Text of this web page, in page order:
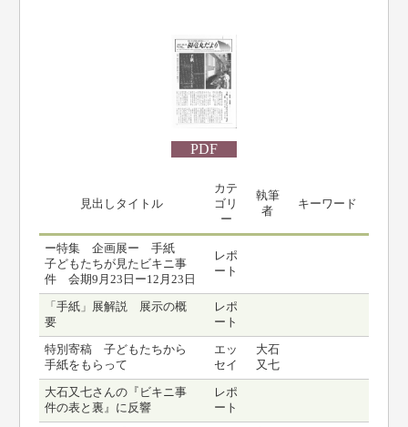
PDF
見出しタイトル
カテ
ゴリ
ー
執筆
者
キーワード
ー特集 企画展ー 手紙
子どもたちが見たビキニ事
件 会期9月23日ー12月23日
レポ
ート
「手紙」展解説 展示の概
要
レポ
ート
特別寄稿 子どもたちから
手紙をもらって
エッ
セイ
大石
又七
大石又七さんの『ビキニ事
件の表と裏』に反響
レポ
ート